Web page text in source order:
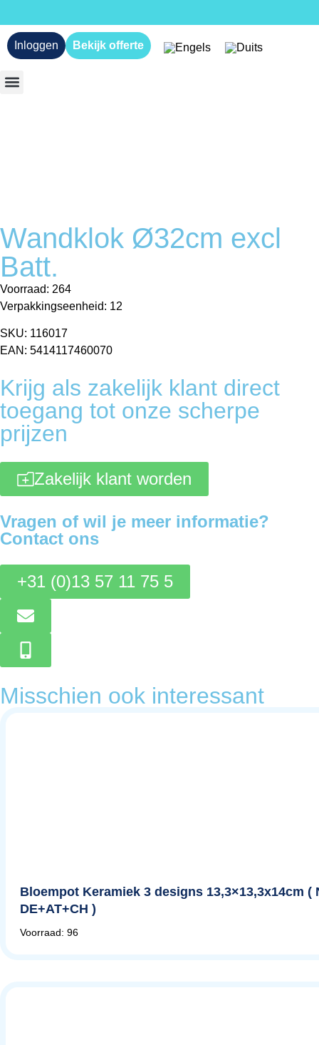
Inloggen Bekijk offerte
Wandklok Ø32cm excl
Batt.
Voorraad: 264
Verpakkingseenheid: 12
SKU: 116017
EAN: 5414117460070
Krijg als zakelijk klant direct
toegang tot onze scherpe
prijzen
Zakelijk klant worden
Vragen of wil je meer informatie?
Contact ons
+31 (0)13 57 11 75 5
Misschien ook interessant
Bloempot Keramiek 3 designs 13,3×13,3x14cm (
DE+AT+CH )
Voorraad: 96